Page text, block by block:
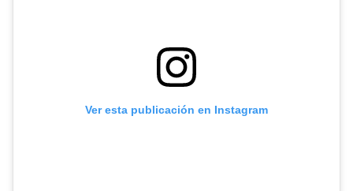
Ver esta publicación en Instagram